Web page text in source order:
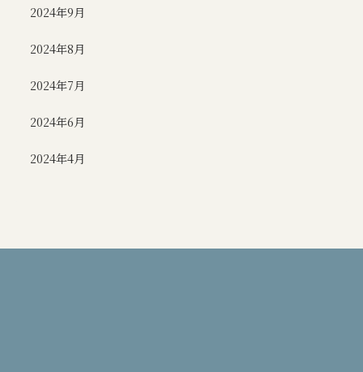
2024年9月
2024年8月
2024年7月
2024年6月
2024年4月